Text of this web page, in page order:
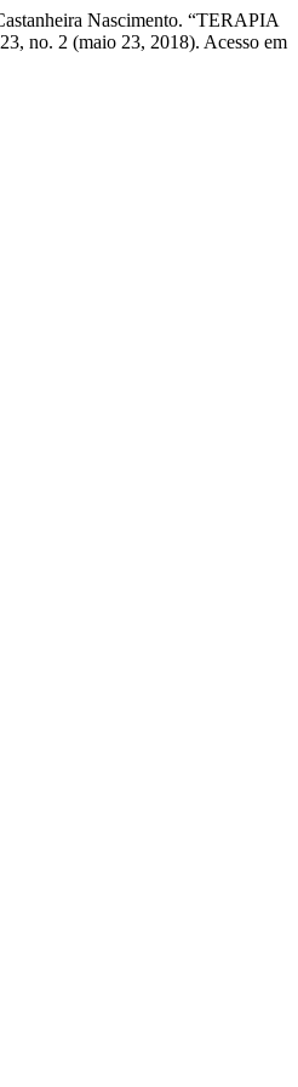
Nascimento. “TERAPIA
23, no. 2 (maio 23, 2018). Acesso em